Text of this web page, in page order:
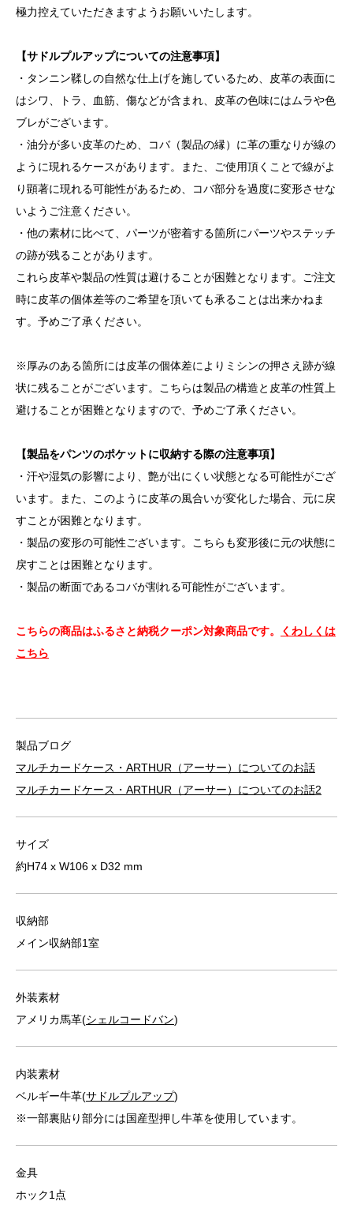
極力控えていただきますようお願いいたします。
【サドルプルアップについての注意事項】
・タンニン鞣しの自然な仕上げを施しているため、皮革の表面に
はシワ、トラ、血筋、傷などが含まれ、皮革の色味にはムラや色
ブレがございます。
・油分が多い皮革のため、コバ（製品の縁）に革の重なりが線の
ように現れるケースがあります。また、ご使用頂くことで線がよ
り顕著に現れる可能性があるため、コバ部分を過度に変形させな
いようご注意ください。
・他の素材に比べて、パーツが密着する箇所にパーツやステッチ
の跡が残ることがあります。
これら皮革や製品の性質は避けることが困難となります。ご注文
時に皮革の個体差等のご希望を頂いても承ることは出来かねま
す。予めご了承ください。
※厚みのある箇所には皮革の個体差によりミシンの押さえ跡が線
状に残ることがございます。こちらは製品の構造と皮革の性質上
避けることが困難となりますので、予めご了承ください。
【製品をパンツのポケットに収納する際の注意事項】
・汗や湿気の影響により、艶が出にくい状態となる可能性がござ
います。また、このように皮革の風合いが変化した場合、元に戻
すことが困難となります。
・製品の変形の可能性ございます。こちらも変形後に元の状態に
戻すことは困難となります。
・製品の断面であるコバが割れる可能性がございます。
こちらの商品はふるさと納税クーポン対象商品です。
くわしくは
こちら
製品ブログ
マルチカードケース・ARTHUR（アーサー）についてのお話
マルチカードケース・ARTHUR（アーサー）についてのお話2
サイズ
約H74 x W106 x D32 mm
収納部
メイン収納部1室
外装素材
アメリカ馬革(シェルコードバン)
内装素材
ベルギー牛革(サドルプルアップ)
※一部裏貼り部分には国産型押し牛革を使用しています。
金具
ホック1点